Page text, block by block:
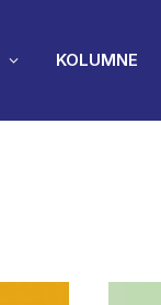
KOLUMNE